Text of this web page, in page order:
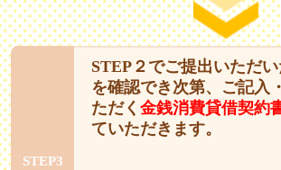
STEP3
STEP２でご提出いただ
を確認でき次第、ご記入
ただく 金銭消費貸借契約
ていただきます。